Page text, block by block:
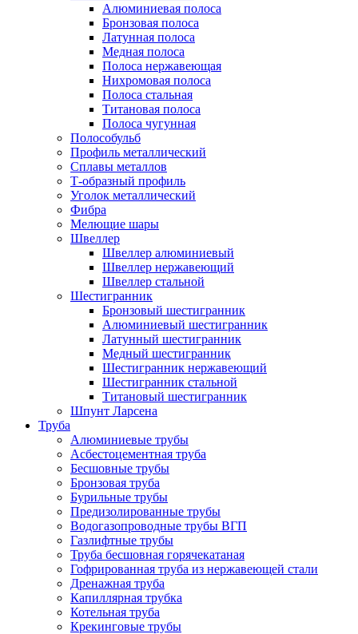
Алюминиевая полоса
Бронзовая полоса
Латунная полоса
Медная полоса
Полоса нержавеющая
Нихромовая полоса
Полоса стальная
Титановая полоса
Полоса чугунная
Полособульб
Профиль металлический
Сплавы металлов
Т-образный профиль
Уголок металлический
Фибра
Мелющие шары
Швеллер
Швеллер алюминиевый
Швеллер нержавеющий
Швеллер стальной
Шестигранник
Бронзовый шестигранник
Алюминиевый шестигранник
Латунный шестигранник
Медный шестигранник
Шестигранник нержавеющий
Шестигранник стальной
Титановый шестигранник
Шпунт Ларсена
Труба
Алюминиевые трубы
Асбестоцементная труба
Бесшовные трубы
Бронзовая труба
Бурильные трубы
Предизолированные трубы
Водогазопроводные трубы ВГП
Газлифтные трубы
Труба бесшовная горячекатаная
Гофрированная труба из нержавеющей стали
Дренажная труба
Капиллярная трубка
Котельная труба
Крекинговые трубы